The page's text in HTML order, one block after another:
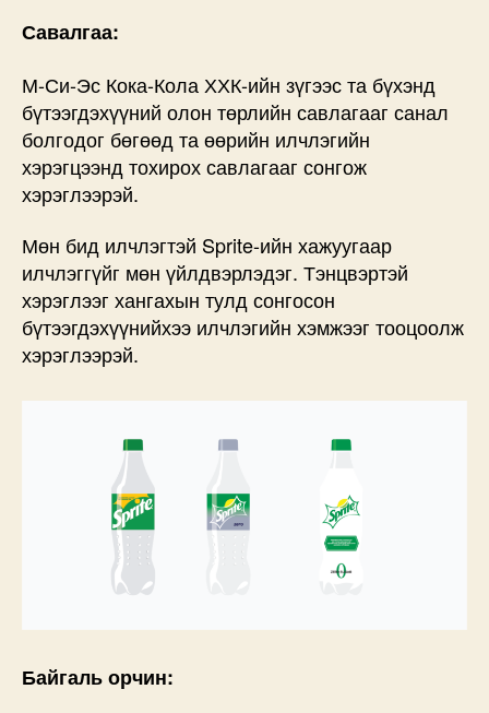
Савалгаа:
М-Си-Эс Кока-Кола ХХК-ийн зүгээс та бүхэнд
бүтээгдэхүүний олон төрлийн савлагааг санал
болгодог бөгөөд та өөрийн илчлэгийн
хэрэгцээнд тохирох савлагааг сонгож
хэрэглээрэй.
Мөн бид илчлэгтэй Sprite-ийн хажуугаар
илчлэггүйг мөн үйлдвэрлэдэг. Тэнцвэртэй
хэрэглээг хангахын тулд сонгосон
бүтээгдэхүүнийхээ илчлэгийн хэмжээг тооцоолж
хэрэглээрэй.
Байгаль орчин: